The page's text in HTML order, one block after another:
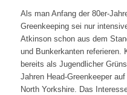
Als man Anfang der 80er-
Greenkeeping sei nur
Atkinson schon aus dem
und Bunkerkanten referieren.
bereits als Jugendlicher
Jahren Head-Greenkeeper
North Yorkshire. Das